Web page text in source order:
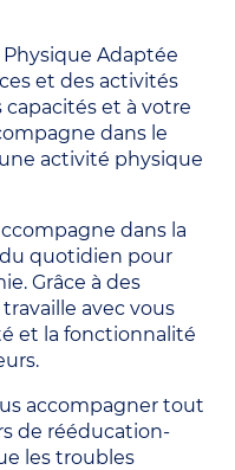
Adaptée
et des activités
capacités et à votre
dans le
activité physique
dans la
quotidien pour
Grâce à des
avec vous
et la fonctionnalité
accompagner tout
de rééducation-
les troubles